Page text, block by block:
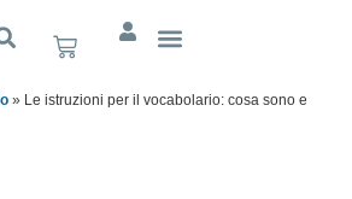
» Le istruzioni per il vocabolario: cosa sono e